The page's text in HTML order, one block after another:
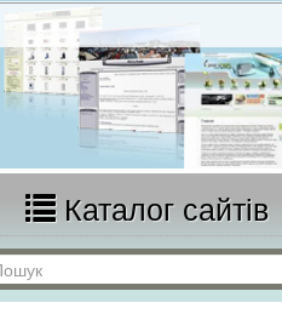
Каталог сайтів